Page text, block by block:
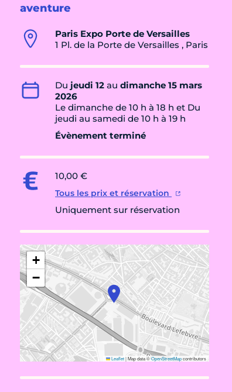
aventure
Paris Expo Porte de Versailles
1 Pl. de la Porte de Versailles , Paris
Du jeudi 12 au dimanche 15 mars
2026
Le dimanche de 10 h à 18 h et Du
jeudi au samedi de 10 h à 19 h
Évènement terminé
10,00 €
Tous les prix et réservation
Uniquement sur réservation
+
−
Leaflet|Map data ©OpenStreetMapcontributors